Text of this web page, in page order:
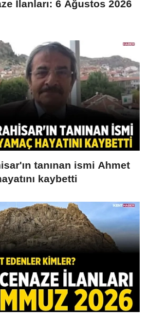
İlanları: 6 Ağustos 2026
tanınan ismi Ahmet
kaybetti